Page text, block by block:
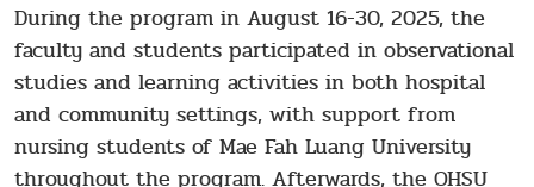
During the program in August 16-30, 2025, the
faculty and students participated in observational
studies and learning activities in both hospital
and community settings, with support from
nursing students of Mae Fah Luang University
throughout the program. Afterwards, the OHSU